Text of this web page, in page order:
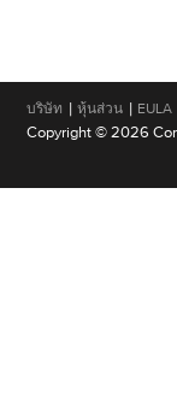
บริษัท | หุ้นส่วน | EULA
Copyright © 2026